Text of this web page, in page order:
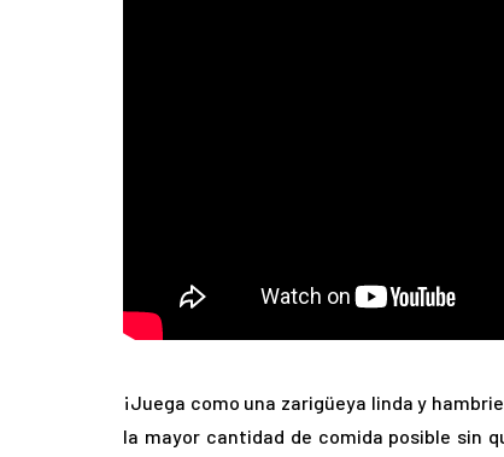
¡Juega como una zarigüeya linda y
la mayor cantidad de comida posible sin